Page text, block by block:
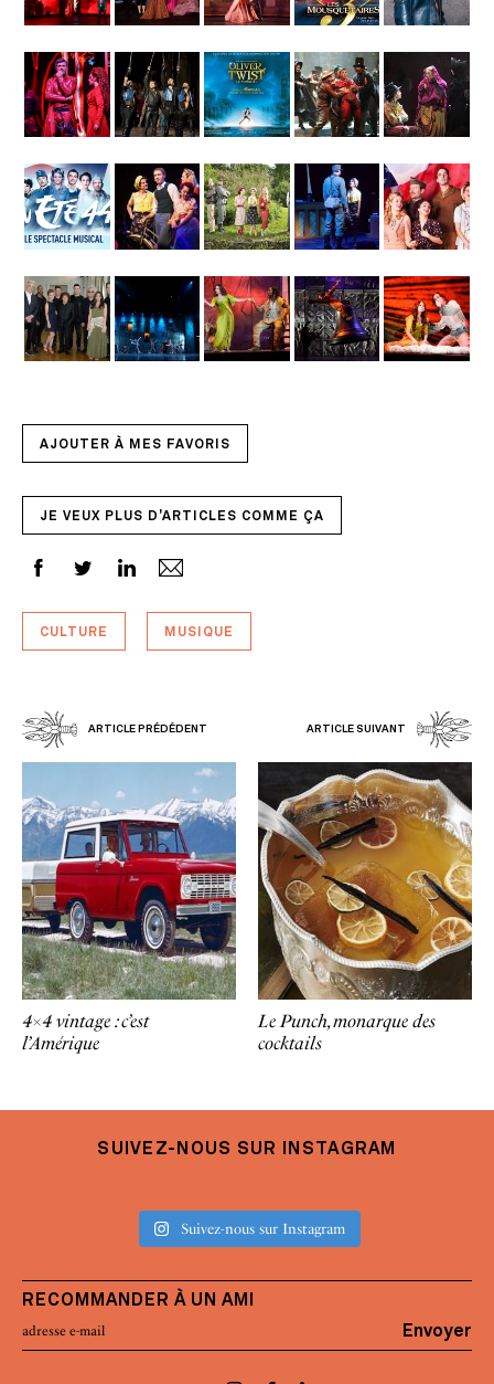
AJOUTER À MES FAVORIS
JE VEUX PLUS D'ARTICLES COMME ÇA
CULTURE MUSIQUE
ARTICLE PRÉDÉDENT ARTICLE SUIVANT
4×4 vintage : c’est
l’Amérique
Le Punch, monarque des
cocktails
SUIVEZ-NOUS SUR INSTAGRAM
Suivez-nous sur Instagram
RECOMMANDER À UN AMI
Envoyer